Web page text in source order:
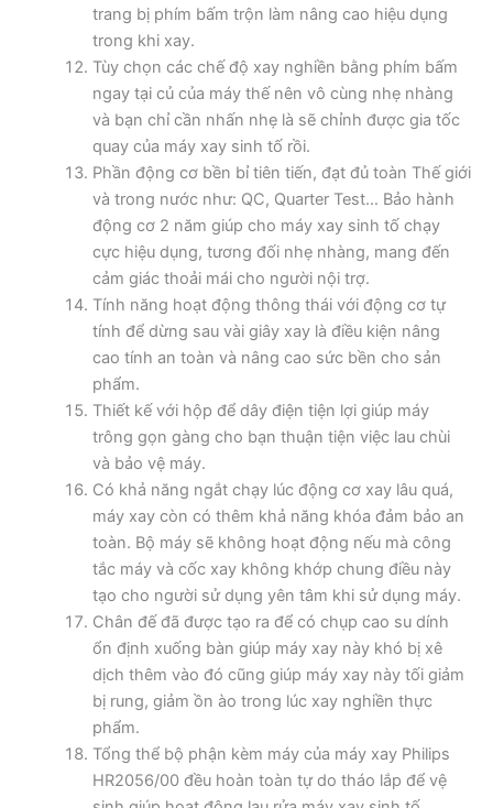
trang bị phím bấm trộn làm nâng cao hiệu dụng
trong khi xay.
Tùy chọn các chế độ xay nghiền bằng phím bấm
ngay tại củ của máy thế nên vô cùng nhẹ nhàng
và bạn chỉ cần nhấn nhẹ là sẽ chỉnh được gia tốc
quay của máy xay sinh tố rồi.
Phần động cơ bền bỉ tiên tiến, đạt đủ toàn Thế giới
và trong nước như: QC, Quarter Test… Bảo hành
động cơ 2 năm giúp cho máy xay sinh tố chạy
cực hiệu dụng, tương đối nhẹ nhàng, mang đến
cảm giác thoải mái cho người nội trợ.
Tính năng hoạt động thông thái với động cơ tự
tính để dừng sau vài giây xay là điều kiện nâng
cao tính an toàn và nâng cao sức bền cho sản
phẩm.
Thiết kế với hộp để dây điện tiện lợi giúp máy
trông gọn gàng cho bạn thuận tiện việc lau chùi
và bảo vệ máy.
Có khả năng ngắt chạy lúc động cơ xay lâu quá,
máy xay còn có thêm khả năng khóa đảm bảo an
toàn. Bộ máy sẽ không hoạt động nếu mà công
tắc máy và cốc xay không khớp chung điều này
tạo cho người sử dụng yên tâm khi sử dụng máy.
Chân đế đã được tạo ra để có chụp cao su dính
ổn định xuống bàn giúp máy xay này khó bị xê
dịch thêm vào đó cũng giúp máy xay này tối giảm
bị rung, giảm ồn ào trong lúc xay nghiền thực
phẩm.
Tổng thể bộ phận kèm máy của máy xay Philips
HR2056/00 đều hoàn toàn tự do tháo lắp để vệ